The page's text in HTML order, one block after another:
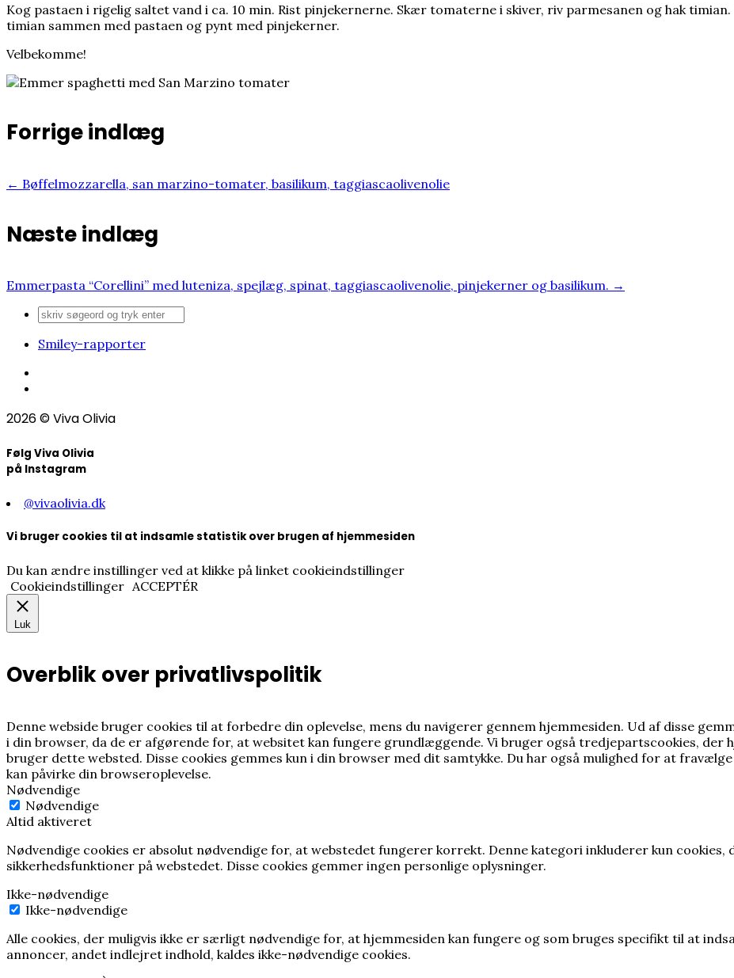
Kog pastaen i rigelig saltet vand i ca. 10 min. Rist pinjekernerne. Skær tomaterne i skiver, riv parmesanen og hak
timian sammen med pastaen og pynt med pinjekerner.
Velbekomme!
Forrige indlæg
← Bøffelmozzarella, san marzino-tomater, basilikum, taggiascaolivenolie
Næste indlæg
Emmerpasta “Corellini” med luteniza, spejlæg, spinat, taggiascaolivenolie, pinjekerner og basilikum. →
Smiley-rapporter
2026© Viva Olivia
Følg Viva Olivia
på Instagram
@vivaolivia.dk
Vi bruger cookies til at indsamle statistik over brugen af hjemmesiden
Du kan ændre instillinger ved at klikke på linket cookieindstillinger
Cookieindstillinger ACCEPTÉR
Luk
Overblik over privatlivspolitik
Denne webside bruger cookies til at forbedre din oplevelse, mens du navigerer gennem hjemmesiden. Ud af disse
i din browser, da de er afgørende for, at websitet kan fungere grundlæggende. Vi bruger også tredjepartscookies, der
bruger dette websted. Disse cookies gemmes kun i din browser med dit samtykke. Du har også mulighed for at fravælge
kan påvirke din browseroplevelse.
Nødvendige
Nødvendige
Altid aktiveret
Nødvendige cookies er absolut nødvendige for, at webstedet fungerer korrekt. Denne kategori inkluderer kun
sikkerhedsfunktioner på webstedet. Disse cookies gemmer ingen personlige oplysninger.
Ikke-nødvendige
Ikke-nødvendige
Alle cookies, der muligvis ikke er særligt nødvendige for, at hjemmesiden kan fungere og som bruges specifikt til at
annoncer, andet indlejret indhold, kaldes ikke-nødvendige cookies.